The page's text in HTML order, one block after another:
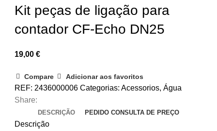
Kit peças de ligação para
contador CF-Echo DN25
19,00 €
Compare Adicionar aos favoritos
REF: 2436000006 Categorias: Acessorios, Água
Share:
DESCRIÇÃO PEDIDO CONSULTA DE PREÇO
Descrição